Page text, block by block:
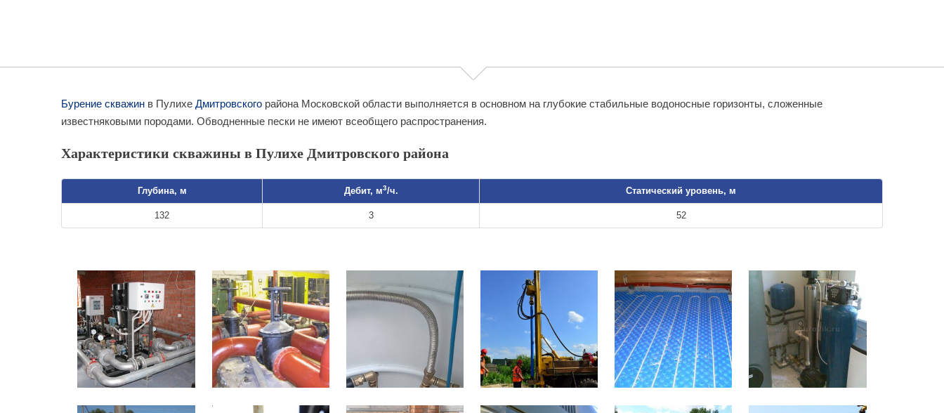
Бурение скважин в Пулихе Дмитровского района Московской области выполняется в основном на глубокие стабильные водоносные горизонты, сложенные
известняковыми породами. Обводненные пески не имеют всеобщего распространения.
Характеристики скважины в Пулихе Дмитровского района
Глубина, м Дебит, м3/ч. Статический уровень, м
132 3 52